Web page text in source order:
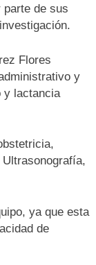
de sus
Flores
y
y lactancia
ya que esta
de